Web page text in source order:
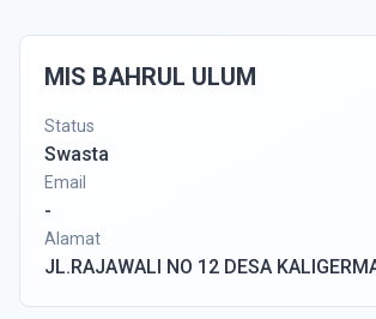
MIS BAHRUL ULUM
Status
Swasta
Email
-
Alamat
JL.RAJAWALI NO 12 DESA